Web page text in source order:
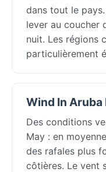
dans tout le
lever au coucher
nuit. Les régions
particulièrement
Wind In Aruba
Des conditions
May : en
des rafales plus
côtières. Le vent